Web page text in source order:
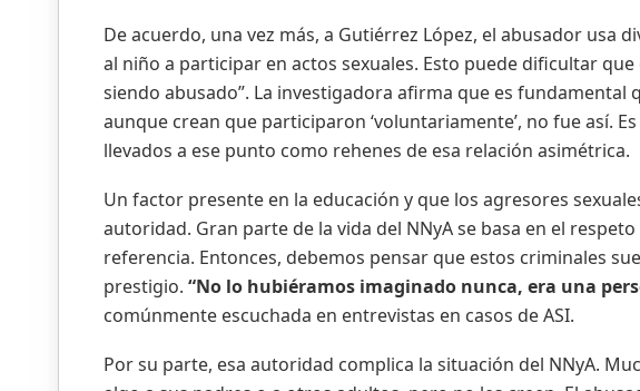
De acuerdo, una vez más, a Gutiérrez López, el abusador usa
al niño a participar en actos sexuales. Esto puede dificultar
siendo abusado”. La investigadora afirma que es fundamental
aunque crean que participaron ‘voluntariamente’, no fue así.
llevados a ese punto como rehenes de esa relación asimétrica.
Un factor presente en la educación y que los agresores
autoridad. Gran parte de la vida del NNyA se basa en el
referencia. Entonces, debemos pensar que estos criminales
prestigio. “No lo hubiéramos imaginado nunca, era una
comúnmente escuchada en entrevistas en casos de ASI.
Por su parte, esa autoridad complica la situación del NNyA.